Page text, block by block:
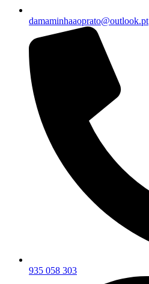
damaminhaaoprato@outlook.pt
935 058 303